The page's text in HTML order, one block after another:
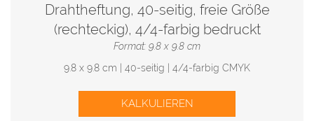
Drahtheftung, 40-seitig, freie Größe
(rechteckig), 4/4-farbig bedruckt
Format: 9.8 x 9.8 cm
9.8 x 9.8 cm | 40-seitig | 4/4-farbig CMYK
KALKULIEREN